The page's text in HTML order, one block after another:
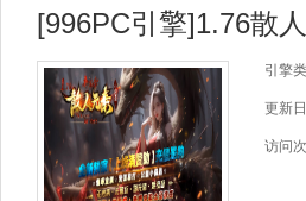
[996PC引擎]1.76散
引擎
更新
访问